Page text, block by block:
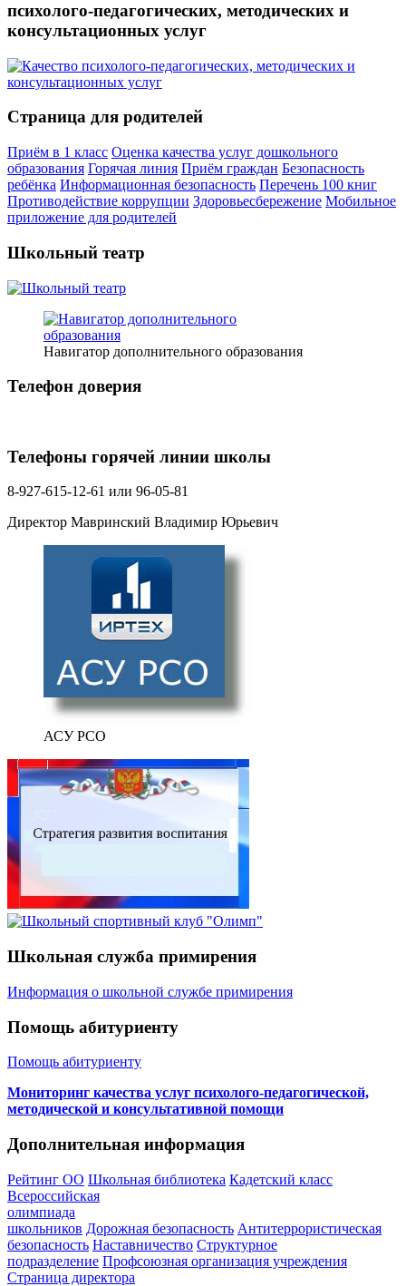
психолого-педагогических, методических и
консультационных услуг
Страница для родителей
Приём в 1 класс Оценка качества услуг дошкольного
образования Горячая линия Приём граждан Безопасность
ребёнка Информационная безопасность Перечень 100 книг
Противодействие коррупции Здоровьесбережение Мобильное
приложение для родителей
Школьный театр
Навигатор дополнительного образования
Телефон доверия
Телефоны горячей линии школы
8-927-615-12-61 или 96-05-81
Директор Мавринский Владимир Юрьевич
АСУ РСО
Школьная служба примирения
Информация о школьной службе примирения
Помощь абитуриенту
Помощь абитуриенту
Мониторинг качества услуг психолого-педагогической,
методической и консультативной помощи
Дополнительная информация
Рейтинг ОО Школьная библиотека Кадетский класс
Всероссийская
олимпиада
школьников Дорожная безопасность Антитеррористическая
безопасность Наставничество Структурное
подразделение Профсоюзная организация учреждения
Страница директора